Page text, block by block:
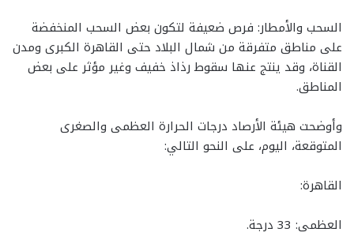
​السحب والأمطار: فرص ضعيفة لتكون بعض السحب المنخفضة
على مناطق متفرقة من شمال البلاد حتى القاهرة الكبرى ومدن
القناة، وقد ينتج عنها سقوط رذاذ خفيف وغير مؤثر على بعض
المناطق.
وأوضحت هيئة الأرصاد درجات الحرارة العظمى والصغرى
المتوقعة، اليوم، على النحو التالي:
القاهرة:
​العظمى: 33 درجة.